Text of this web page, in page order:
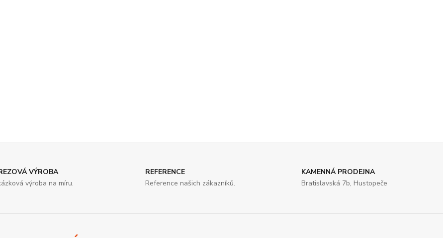
VÝROBA
výroba na míru.
REFERENCE
Reference našich zákazníků.
KAMENNÁ PRODEJNA
Bratislavská 7b, Hustopeče